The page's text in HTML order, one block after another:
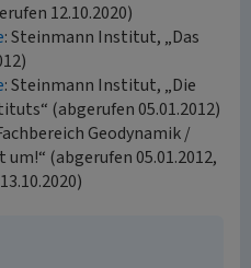
12.10.2020)
: Steinmann Institut, „Das
: Steinmann Institut, „Die
(abgerufen 05.01.2012)
Geodynamik /
(abgerufen 05.01.2012,